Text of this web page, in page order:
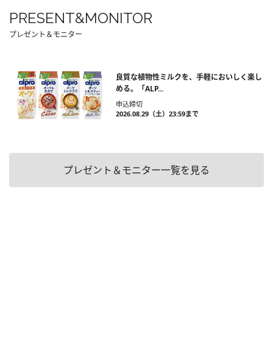
PRESENT&MONITOR
プレゼント＆モニター
良質な植物性ミルクを、手軽においしく楽し
める。「ALP...
申込締切
2026.08.29（土）23:59まで
プレゼント＆モニター一覧を見る